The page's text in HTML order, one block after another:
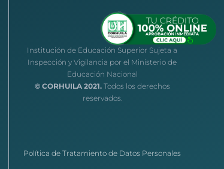
Institución de Educación Superior Sujeta a
Inspección y Vigilancia por el Ministerio de
Educación Nacional
© CORHUILA 2021. Todos los derechos
reservados.
Política de Tratamiento de Datos Personales